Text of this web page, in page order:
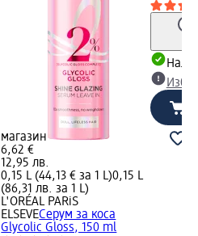
магазин
6,62 €
12,95 лв.
0,15 L (44,13 € за 1 L)0,15 L
(86,31 лв. за 1 L)
L'ORÉAL PARiS
ELSEVEСерум за коса
Glycolic Gloss, 150 ml